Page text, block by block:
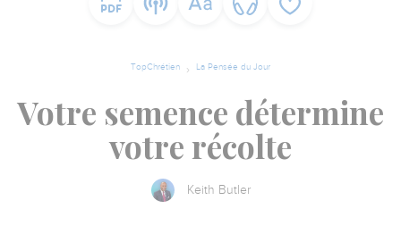
TopChrétien La Pensée du Jour
Votre semence détermine
votre récolte
Keith Butler